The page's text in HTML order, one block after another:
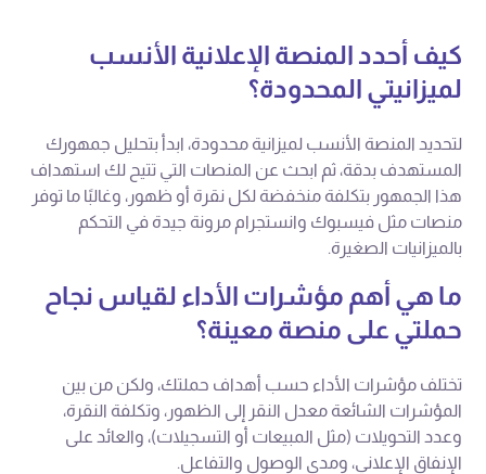
كيف أحدد المنصة الإعلانية الأنسب
لميزانيتي المحدودة؟
لتحديد المنصة الأنسب لميزانية محدودة، ابدأ بتحليل جمهورك
المستهدف بدقة، ثم ابحث عن المنصات التي تتيح لك استهداف
هذا الجمهور بتكلفة منخفضة لكل نقرة أو ظهور، وغالبًا ما توفر
منصات مثل فيسبوك وانستجرام مرونة جيدة في التحكم
بالميزانيات الصغيرة.
ما هي أهم مؤشرات الأداء لقياس نجاح
حملتي على منصة معينة؟
تختلف مؤشرات الأداء حسب أهداف حملتك، ولكن من بين
المؤشرات الشائعة معدل النقر إلى الظهور، وتكلفة النقرة،
وعدد التحويلات (مثل المبيعات أو التسجيلات)، والعائد على
الإنفاق الإعلاني، ومدى الوصول والتفاعل.